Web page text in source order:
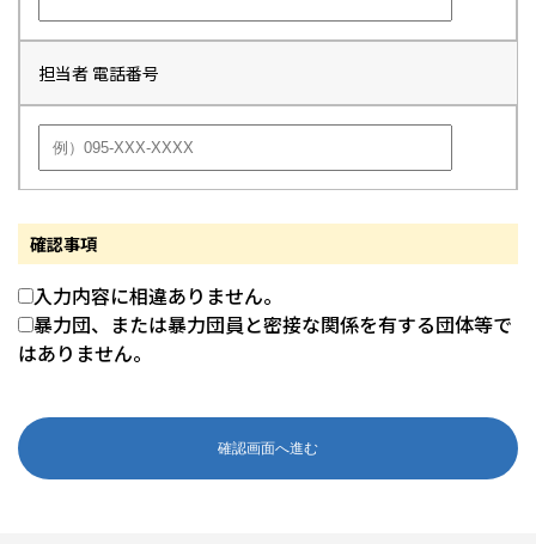
担当者 電話番号
確認事項
入力内容に相違ありません。
暴力団、または暴力団員と密接な関係を有する団体等で
はありません。